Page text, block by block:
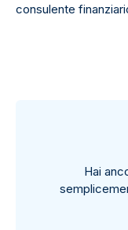
consulente
Hai